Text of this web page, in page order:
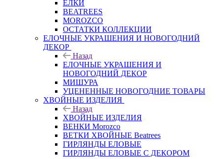
ЕЛКИ
BEATREES
MOROZCO
ОСТАТКИ КОЛЛЕКЦИИ
ЕЛОЧНЫЕ УКРАШЕНИЯ И НОВОГОДНИЙ
ДЕКОР
Назад
ЕЛОЧНЫЕ УКРАШЕНИЯ И
НОВОГОДНИЙ ДЕКОР
МИШУРА
УЦЕНЕННЫЕ НОВОГОДНИЕ ТОВАРЫ
ХВОЙНЫЕ ИЗДЕЛИЯ
Назад
ХВОЙНЫЕ ИЗДЕЛИЯ
ВЕНКИ Morozco
ВЕТКИ ХВОЙНЫЕ Beatrees
ГИРЛЯНДЫ ЕЛОВЫЕ
ГИРЛЯНДЫ ЕЛОВЫЕ С ДЕКОРОМ